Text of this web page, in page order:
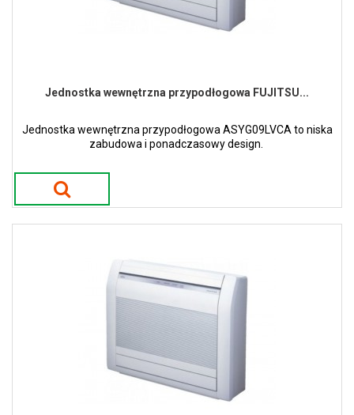
Jednostka wewnętrzna przypodłogowa FUJITSU...
Jednostka wewnętrzna przypodłogowa ASYG09LVCA to niska
zabudowa i ponadczasowy design.